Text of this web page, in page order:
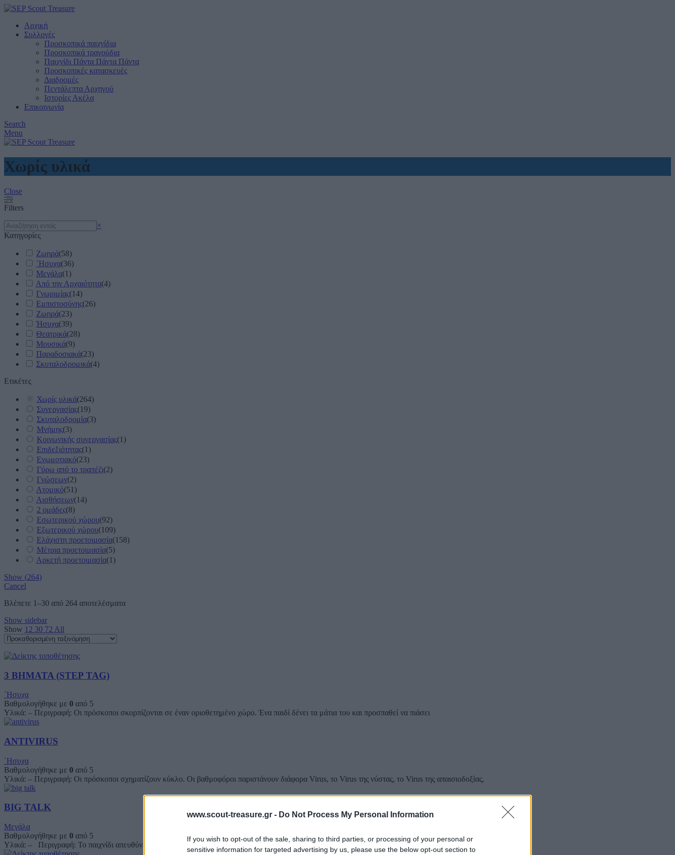
www.scout-treasure.gr - Do Not Process My Personal Information
If you wish to opt-out of the sale, sharing to third parties, or processing of your personal or
sensitive information for targeted advertising by us, please use the below opt-out section to
Αρχική
Συλλογές
Προσκοπικά παιχνίδια
Προσκοπικά τραγούδια
Παιχνίδι Πάντα Πάντα Πάντα
Προσκοπικές κατασκευές
Διαδρομές
Πεντάλεπτα Αρχηγού
Ιστορίες Ακέλα
Επικοινωνία
Search
Menu
Χωρίς υλικά
Close
Filters
Search
×
Κατηγορίες
Ζωηρά(58)
΄Ησυχα(36)
Μεγάλα(1 )
Από την Αρχαιότητα(4)
Γνωριμίας(14)
Εμπιστοσύνης(26)
Ζωηρά(23)
Ήσυχα(39)
Θεατρικά(28)
Μουσικά(9)
Παραδοσιακά(23)
Σκυταλοδρομικά(4)
Ετικέτες
Χωρίς υλικά(264)
Συνεργασίας(19)
Σκυταλοδρομία(3)
Μνήμης(3)
Κοινωνικής συνεργασίας(1 )
Επιδεξιότητας(1 )
Ενωμοτιακό(23)
Γύρω από το τραπέζι(2)
Γνώσεων(2)
Ατομικό(51 )
Αισθήσεων(14)
2 ομάδες(8)
Εσωτερικού χώρου(92)
Εξωτερικού χώρου(109)
Ελάχιστη προετοιμασία(158)
Μέτρια προετοιμασία(5)
Αρκετή προετοιμασία(1 )
Show (264)
Cancel
Βλέπετε 1–30 από 264 αποτελέσματα
Show sidebar
Show 12 30 72 All
3 BHMATA (STEP TAG)
΄Ησυχα
Βαθμολογήθηκε με 0 από 5
Υλικά: – Περιγραφή: Οι πρόσκοποι σκορπίζονται σε έναν οριοθετημένο χώρο. Ένα παιδί δένει τα μάτια του και προσπαθεί να πιάσει
ANTIVIRUS
΄Ησυχα
Βαθμολογήθηκε με 0 από 5
Υλικά: – Περιγραφή: Οι πρόσκοποι σχηματίζουν κύκλο. Οι βαθμοφόροι παριστάνουν διάφορα Virus, το Virus της νύστας, το Virus της απαισιοδοξίας,
BIG TALK
Μεγάλα
Βαθμολογήθηκε με 0 από 5
Υλικά: – Περιγραφή: Το παιχνίδι απευθύνεται σε όλη την Ομάδα, στις Ενωμοτίες αλλά και ατομικά, ανάλογα με το θέμα